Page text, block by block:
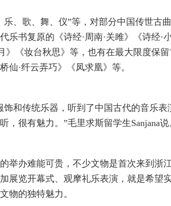
、歌、舞、仪”等，对部分中国传世古
书复原的《诗经·周南·关雎》《诗经·
》《妆台秋思》等，也有在最大限度保
仙·纤云弄巧》《凤求凰》等。
和传统乐器，听到了中国古代的音乐表
很有魅力。”毛里求斯留学生Sanjana说
举办难能可贵，不少文物是首次来到浙
展览开幕式、观摩礼乐表演，就是希望
物的独特魅力。